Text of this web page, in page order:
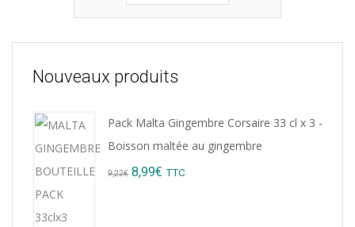
Nouveaux produits
Pack Malta Gingembre Corsaire 33 cl x 3 -
Boisson maltée au gingembre
9,22€ Original
8,99€ Current
TTC